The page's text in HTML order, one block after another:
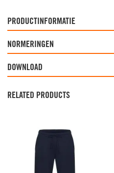
PRODUCTINFORMATIE
NORMERINGEN
DOWNLOAD
RELATED PRODUCTS